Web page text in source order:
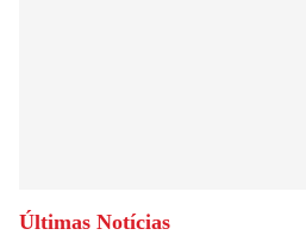
Últimas Notícias